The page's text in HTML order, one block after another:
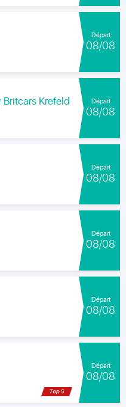
Départ
08/08
Krefeld Départ
08/08
Départ
08/08
Départ
08/08
Départ
08/08
Départ
08/08